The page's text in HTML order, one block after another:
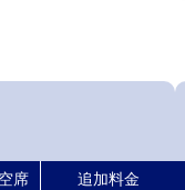
空席 追加料金